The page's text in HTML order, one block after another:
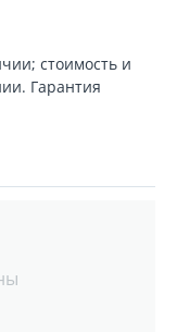
стоимость и
Гарантия